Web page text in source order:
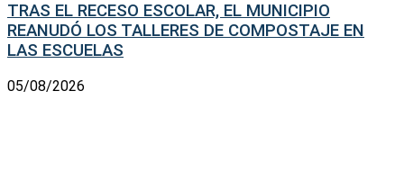
TRAS EL RECESO ESCOLAR, EL MUNICIPIO
REANUDÓ LOS TALLERES DE COMPOSTAJE EN
LAS ESCUELAS
05/08/2026